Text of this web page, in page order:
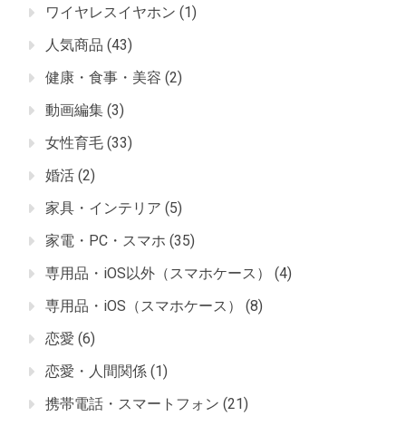
ワイヤレスイヤホン (1)
人気商品 (43)
健康・食事・美容 (2)
動画編集 (3)
女性育毛 (33)
婚活 (2)
家具・インテリア (5)
家電・PC・スマホ (35)
専用品・iOS以外（スマホケース）
(4)
専用品・iOS（スマホケース）
(8)
恋愛 (6)
恋愛・人間関係 (1)
携帯電話・スマートフォン (21)